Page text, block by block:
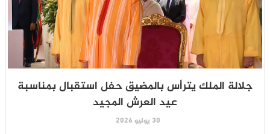
جلالة الملك يترأس بالمضيق حفل استقبال بمناسبة
عيد العرش المجيد
30 يوليو 2026